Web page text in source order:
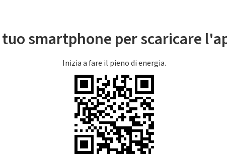
smartphone per scaricare
Inizia a fare il pieno di energia.